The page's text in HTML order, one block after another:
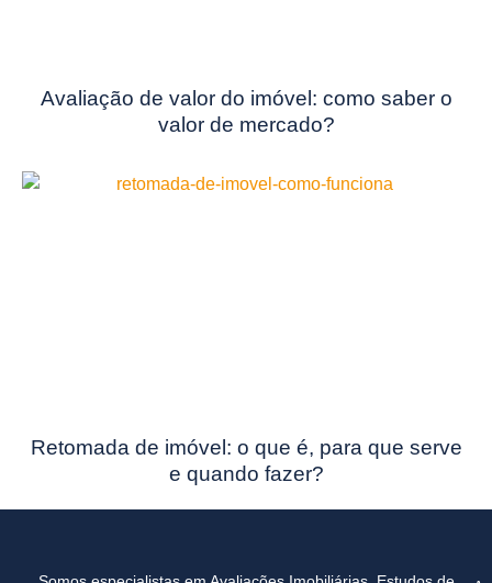
Avaliação de valor do imóvel: como saber o
valor de mercado?
Retomada de imóvel: o que é, para que serve
e quando fazer?